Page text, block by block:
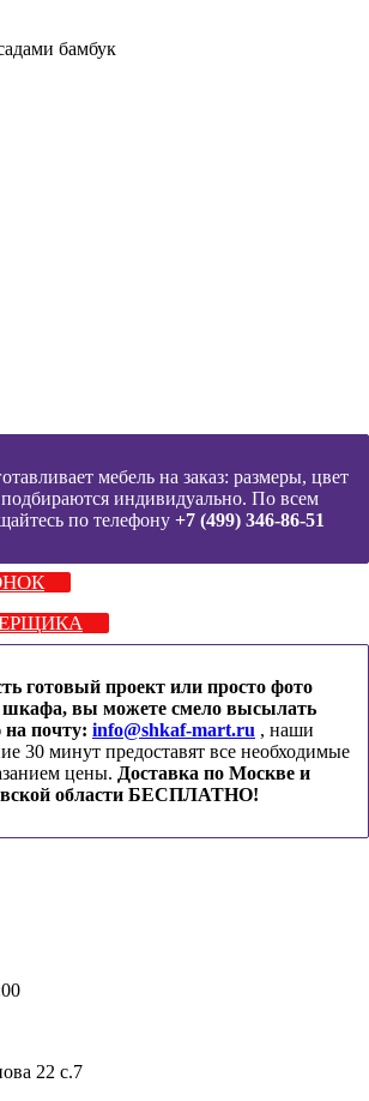
мебель на заказ: размеры, цвет
индивидуально. По всем
по телефону +7 (499) 346-86-51
готовый проект или просто фото
вы можете смело высылать
почту: info@shkaf-mart.ru , наши
30 минут предоставят все необходимые
цены. Доставка по Москве и
области БЕСПЛАТНО!
22 с.7